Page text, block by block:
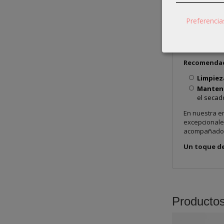
el
En nuestra
Un toque